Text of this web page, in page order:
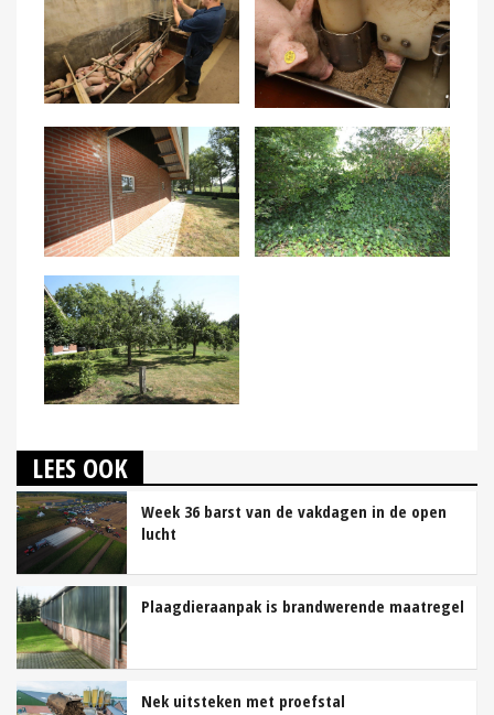
LEES OOK
Week 36 barst van de vakdagen in de open
lucht
Plaagdieraanpak is brandwerende maatregel
Nek uitsteken met proefstal